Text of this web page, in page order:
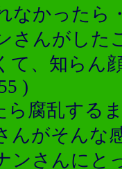
なかったら
さんがした
て、知らん
)
ら腐乱する
んがそんな
ンさんにと